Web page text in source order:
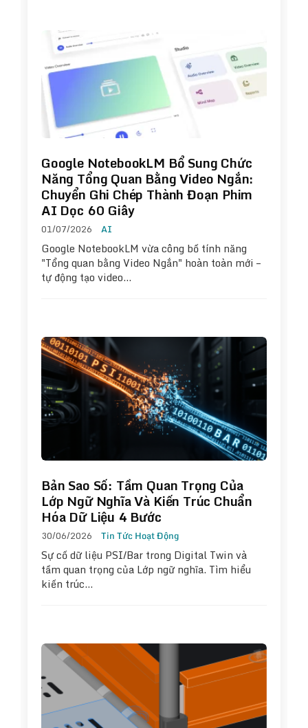
Google NotebookLM Bổ Sung Chức
Năng Tổng Quan Bằng Video Ngắn:
Chuyển Ghi Chép Thành Đoạn Phim
AI Dọc 60 Giây
01/07/2026 AI
Google NotebookLM vừa công bố tính năng
"Tổng quan bằng Video Ngắn" hoàn toàn mới –
tự động tạo video…
Bản Sao Số: Tầm Quan Trọng Của
Lớp Ngữ Nghĩa Và Kiến Trúc Chuẩn
Hóa Dữ Liệu 4 Bước
30/06/2026 Tin Tức Hoạt Động
Sự cố dữ liệu PSI/Bar trong Digital Twin và
tầm quan trọng của Lớp ngữ nghĩa. Tìm hiểu
kiến trúc…